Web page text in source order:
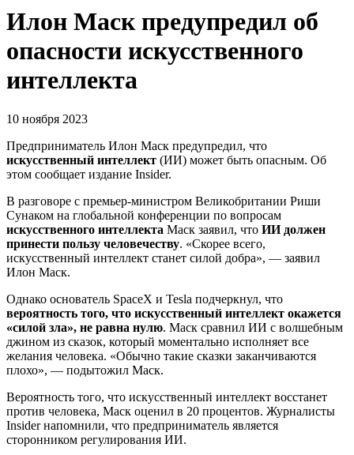
Илон Маск предупредил об
опасности искусственного
интеллекта
10 ноября 2023
Предприниматель Илон Маск предупредил, что
искусственный интеллект (ИИ) может быть опасным. Об
этом сообщает издание Insider.
В разговоре с премьер-министром Великобритании Риши
Сунаком на глобальной конференции по вопросам
искусственного интеллекта Маск заявил, что ИИ должен
принести пользу человечеству. «Скорее всего,
искусственный интеллект станет силой добра», — заявил
Илон Маск.
Однако основатель SpaceX и Tesla подчеркнул, что
вероятность того, что искусственный интеллект окажется
«силой зла», не равна нулю. Маск сравнил ИИ с волшебным
джином из сказок, который моментально исполняет все
желания человека. «Обычно такие сказки заканчиваются
плохо», — подытожил Маск.
Вероятность того, что искусственный интеллект восстанет
против человека, Маск оценил в 20 процентов. Журналисты
Insider напомнили, что предприниматель является
сторонником регулирования ИИ.